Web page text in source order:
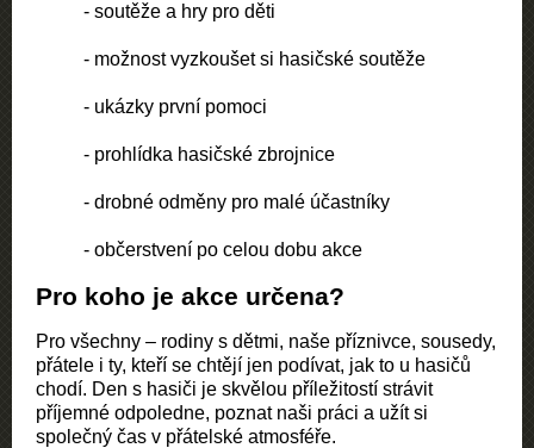
- soutěže a hry pro děti
- možnost vyzkoušet si hasičské soutěže
- ukázky první pomoci
- prohlídka hasičské zbrojnice
- drobné odměny pro malé účastníky
- občerstvení po celou dobu akce
Pro koho je akce určena?
Pro všechny – rodiny s dětmi, naše příznivce, sousedy,
přátele i ty, kteří se chtějí jen podívat, jak to u hasičů
chodí. Den s hasiči je skvělou příležitostí strávit
příjemné odpoledne, poznat naši práci a užít si
společný čas v přátelské atmosféře.